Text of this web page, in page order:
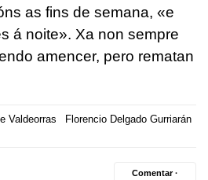
as fins de semana, «e
á noite». Xa non sempre
amencer, pero rematan
Valdeorras
Florencio Delgado Gurriarán
Comentar ·